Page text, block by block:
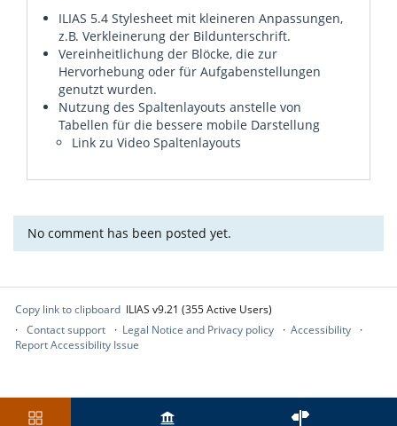
ILIAS 5.4 Stylesheet mit kleineren Anpassungen,
z.B. Verkleinerung der Bildunterschrift.
Vereinheitlichung der Blöcke, die zur
Hervorhebung oder für Aufgabenstellungen
genutzt wurden.
Nutzung des Spaltenlayouts anstelle von
Tabellen für die bessere mobile Darstellung
Link zu Video Spaltenlayouts
No comment has been posted yet.
Copy link to clipboard ILIAS v9.21 (355 Active Users)
Contact support
Legal Notice and Privacy policy
Accessibility
Report Accessibility Issue